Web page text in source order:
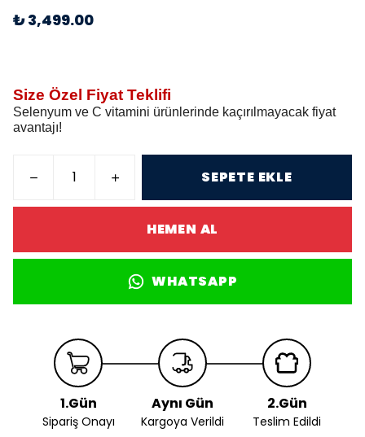
₺ 3,499.00
Size Özel Fiyat Teklifi
Selenyum ve C vitamini ürünlerinde kaçırılmayacak fiyat
avantajı!
SEPETE EKLE
HEMEN AL
WHATSAPP
1.Gün
Sipariş Onayı
Aynı Gün
Kargoya Verildi
2.Gün
Teslim Edildi